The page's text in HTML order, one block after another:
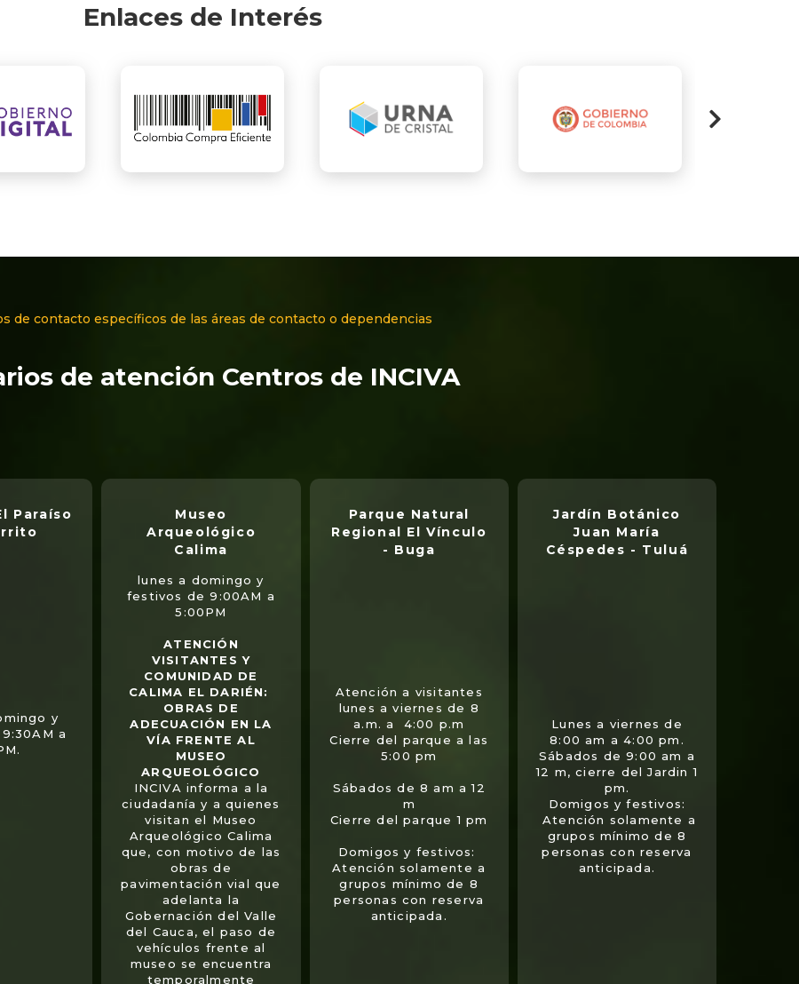
Enlaces de Interés
de contacto específicos de las áreas de contacto o dependencias
de atención Centros de INCIVA
Paraíso
y
a
Museo
Arqueológico
Calima
lunes a domingo y
festivos de 9:00AM a
5:00PM
ATENCIÓN
VISITANTES Y
COMUNIDAD DE
CALIMA EL DARIÉN:
OBRAS DE
ADECUACIÓN EN LA
VÍA FRENTE AL
MUSEO
ARQUEOLÓGICO
INCIVA informa a la
ciudadanía y a quienes
visitan el Museo
Arqueológico Calima
que, con motivo de las
obras de
pavimentación vial que
adelanta la
Gobernación del Valle
del Cauca, el paso de
vehículos frente al
museo se encuentra
temporalmente
Parque Natural
Regional El Vínculo
- Buga
Atención a visitantes
lunes a viernes de 8
a.m. a 4:00 p.m
Cierre del parque a las
5:00 pm
Sábados de 8 am a 12
m
Cierre del parque 1 pm
Domigos y festivos:
Atención solamente a
grupos mínimo de 8
personas con reserva
anticipada.
Jardín Botánico
Juan María
Céspedes - Tuluá
Lunes a viernes de
8:00 am a 4:00 pm.
Sábados de 9:00 am a
12 m, cierre del Jardin 1
pm.
Domigos y festivos:
Atención solamente a
grupos mínimo de 8
personas con reserva
anticipada.